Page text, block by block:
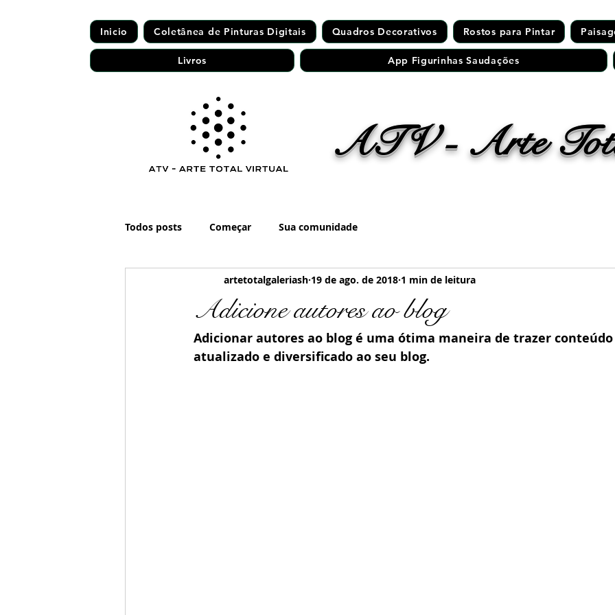
Inicio Coletânea de Pinturas Digitais Quadros Decorativos Rostos para Pintar
Livros App Figurinhas Saudações
ATV - Arte
Todos posts Começar Sua comunidade
Adicione autores ao blog
artetotalgaleriash 19 de ago. de 2018 1 min de leitura
Adicionar autores ao blog é uma ótima maneira de trazer
atualizado e diversificado ao seu blog.